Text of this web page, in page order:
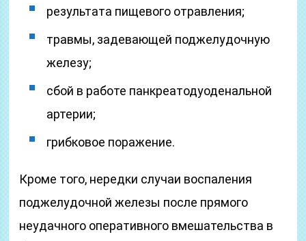
результата пищевого отравления;
травмы, задевающей поджелудочную
железу;
сбой в работе панкреатодуоденальной
артерии;
грибковое поражение.
Кроме того, нередки случаи воспаления
поджелудочной железы после прямого
неудачного оперативного вмешательства в